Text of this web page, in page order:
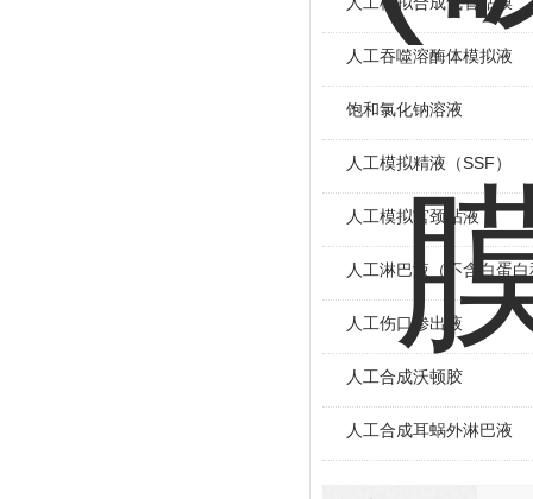
人工吞噬溶酶体模拟液
饱和氯化钠溶液
人工模拟精液（SSF）
人工模拟宫颈粘液
人工淋巴液（不含白蛋
人工伤口渗出液
人工合成沃顿胶
人工合成耳蜗外淋巴液